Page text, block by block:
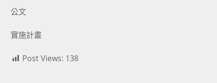
公文
實施計畫
Post Views: 138